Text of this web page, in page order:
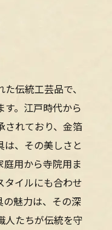
伝統工芸品で、
。江戸時代から
されており、金箔
、その美しさと
用から寺院用ま
タイルにも合わせ
の魅力は、その深
人たちが伝統を守